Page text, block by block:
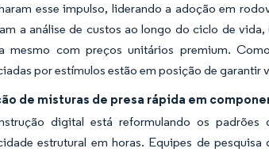
esse impulso, liderando a adoção em
a análise de custos ao longo do ciclo de
mesmo com preços unitários premium.
por estímulos estão em posição de garantir
de misturas de presa rápida em
digital está reformulando os
estrutural em horas. Equipes de